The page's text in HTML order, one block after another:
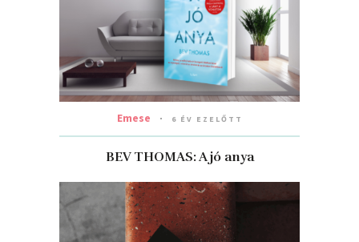
Emese 6 ÉV EZELŐTT
BEV THOMAS: A jó anya